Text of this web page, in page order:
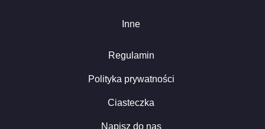
Inne
Regulamin
Polityka prywatności
Ciasteczka
Napisz do nas